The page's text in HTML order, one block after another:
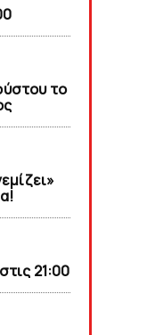
το
21:00